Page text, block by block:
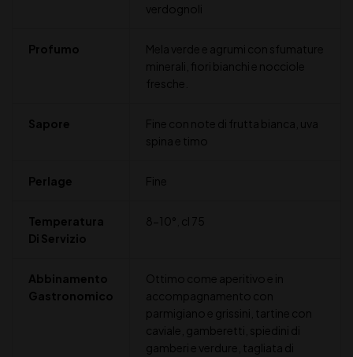
verdognoli
Profumo
Mela verde e agrumi con sfumature
minerali, fiori bianchi e nocciole
fresche.
Sapore
Fine con note di frutta bianca, uva
spina e timo
Perlage Fine
Temperatura
Di Servizio
8-10° cl 75
Abbinamento
Gastronomico
Ottimo come aperitivo e in
accompagnamento con
parmigiano e grissini, tartine con
caviale, gamberetti, spiedini di
gamberi e verdure, tagliata di